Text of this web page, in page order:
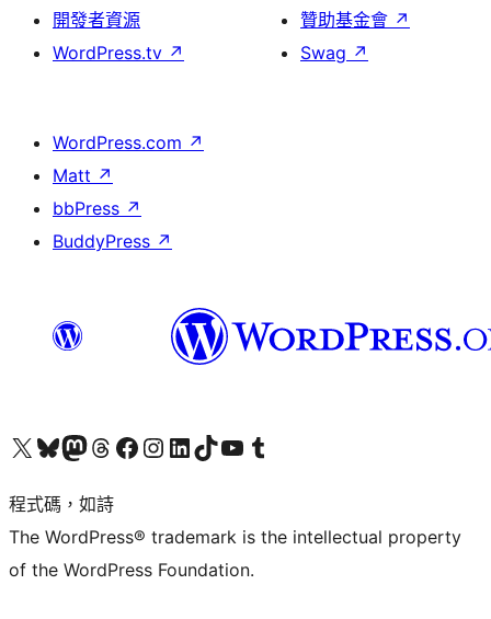
開發者資源
WordPress.tv ↗
贊助基金會 ↗
Swag ↗
WordPress.com ↗
Matt ↗
bbPress ↗
BuddyPress ↗
查看我們的 X (之前的 Twitter) 帳號造訪我們的 Bluesky 帳號造訪我們的 Mastodon 帳號造訪我們的 Threads 帳號 造訪我們的 Facebook 粉絲專頁Visit our Instagram account
Visit our LinkedIn account
造訪我們的 TikTok 帳號Visit our YouTube channel
造訪我們的 Tumblr 帳號
程式碼，如詩
The WordPress® trademark is the intellectual property
of the WordPress Foundation.